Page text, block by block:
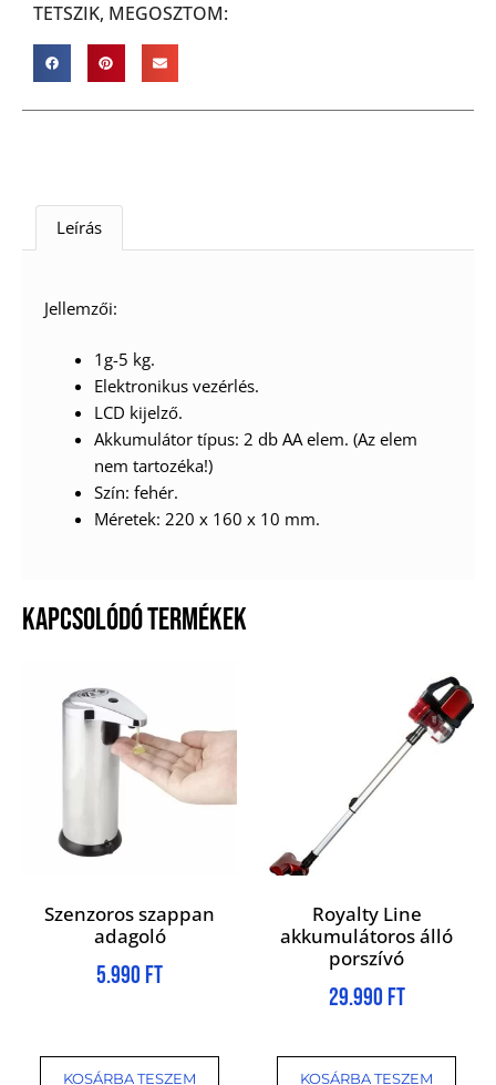
TETSZIK, MEGOSZTOM:
Leírás
Jellemzői:
1g-5 kg.
Elektronikus vezérlés.
LCD kijelző.
Akkumulátor típus: 2 db AA elem. (Az elem
nem tartozéka!)
Szín: fehér.
Méretek: 220 x 160 x 10 mm.
KAPCSOLÓDÓ TERMÉKEK
Szenzoros szappan
adagoló
5.990 Ft
KOSÁRBA TESZEM
Royalty Line
akkumulátoros álló
porszívó
29.990 Ft
KOSÁRBA TESZEM